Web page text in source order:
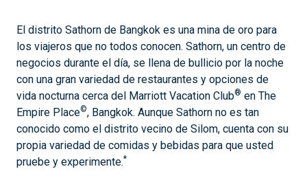
El distrito Sathorn de Bangkok es una mina de oro para
los viajeros que no todos conocen. Sathorn, un centro de
negocios durante el día, se llena de bullicio por la noche
con una gran variedad de restaurantes y opciones de
vida nocturna cerca del Marriott Vacation Club® en The
Empire Place©, Bangkok. Aunque Sathorn no es tan
conocido como el distrito vecino de Silom, cuenta con su
propia variedad de comidas y bebidas para que usted
pruebe y experimente.*